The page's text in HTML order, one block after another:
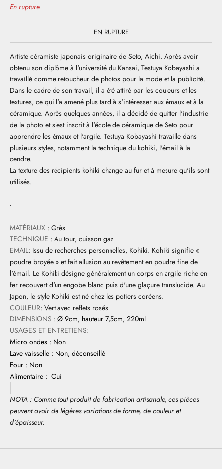
En rupture
EN RUPTURE
Artiste céramiste japonais originaire de Seto, Aichi. Après avoir
obtenu son diplôme à l'université du Kansai, Testuya Kobayashi a
travaillé comme retoucheur de photos pour la mode et la publicité.
Dans le cadre de son travail, il a été attiré par les couleurs et les
textures, ce qui l'a amené plus tard à s'intéresser aux émaux et à la
céramique. Après quelques années, il a décidé de quitter l'industrie
de la photo et s'est inscrit à l'école de céramique de Seto pour
apprendre les émaux et l'argile. Testuya Kobayashi travaille dans
plusieurs styles, notamment la technique du kohiki, l'émail à la
cendre.
La texture des récipients kohiki change au fur et à mesure qu'ils sont
utilisés.
-
MATÉRIAUX : Grès
TECHNIQUE : Au tour, cuisson gaz
EMAIL: Issu de recherches personnelles, Kohiki. Kohiki signifie «
poudre broyée » et fait allusion au revêtement en poudre fine de
l'émail. Le Kohiki désigne généralement un corps en argile riche en
fer recouvert d'un engobe blanc puis d'une glaçure translucide. Au
Japon, le style Kohiki est né chez les potiers coréens.
COULEUR: Vert avec reflets rosés
DIMENSIONS : Ø 9cm, hauteur 7,5cm, 220ml
USAGES ET ENTRETIENS:
Micro ondes : Non
Lave vaisselle : Non, déconseillé
Four : Non
Alimentaire : Oui
NOTA : Comme tout produit de fabrication artisanale, ces pièces
peuvent avoir de légères variations de forme, de couleur et
d'épaisseur.